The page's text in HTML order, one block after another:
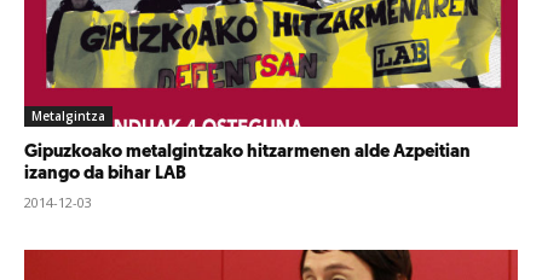
Metalgintza
Gipuzkoako metalgintzako hitzarmenen alde Azpeitian
izango da bihar LAB
2014-12-03